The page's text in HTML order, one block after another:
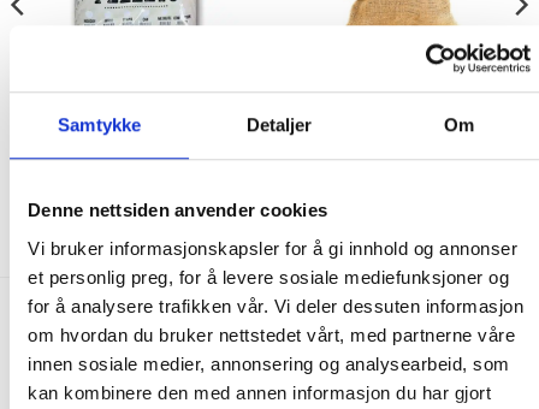
Samtykke Detaljer Om
Denne nettsiden anvender cookies
Vi bruker informasjonskapsler for å gi innhold og annonser
et personlig preg, for å levere sosiale mediefunksjoner og
for å analysere trafikken vår. Vi deler dessuten informasjon
om hvordan du bruker nettstedet vårt, med partnerne våre
innen sosiale medier, annonsering og analysearbeid, som
kan kombinere den med annen informasjon du har gjort
KULL, PELLETS & CHUNKS
The Missing Link Mesquite
Pellets 9 kg
IKKE PÅ LAGER
KULL, PELLETS & CHUNKS
Kamado Joe Pecan Chunks
FRAKT PÅ ORDRE 0-1499 kroner:
Pakke til hentested. Velg enten Postnord eller Bring i
handlekurven/checkout. Prisen avhenger av vekt eller volumvekt